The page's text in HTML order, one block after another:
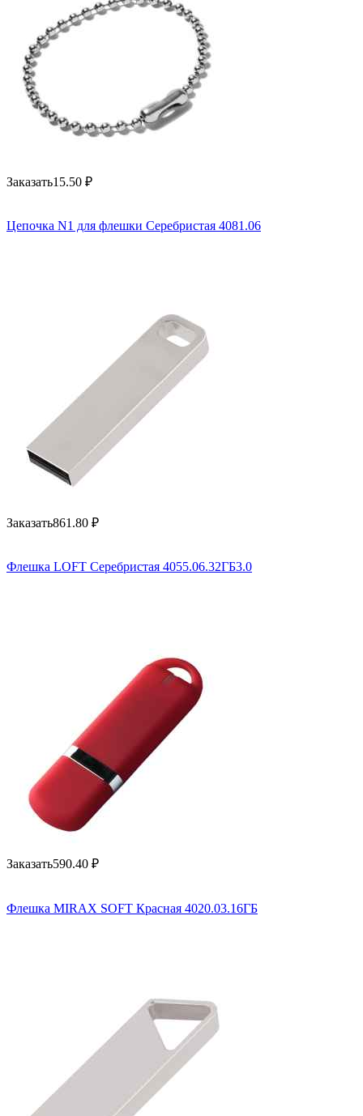
Заказать15.50 ₽
Цепочка N1 для флешки Серебристая 4081.06
Заказать861.80 ₽
Флешка LOFT Серебристая 4055.06.32ГБ3.0
Заказать590.40 ₽
Флешка MIRAX SOFT Красная 4020.03.16ГБ